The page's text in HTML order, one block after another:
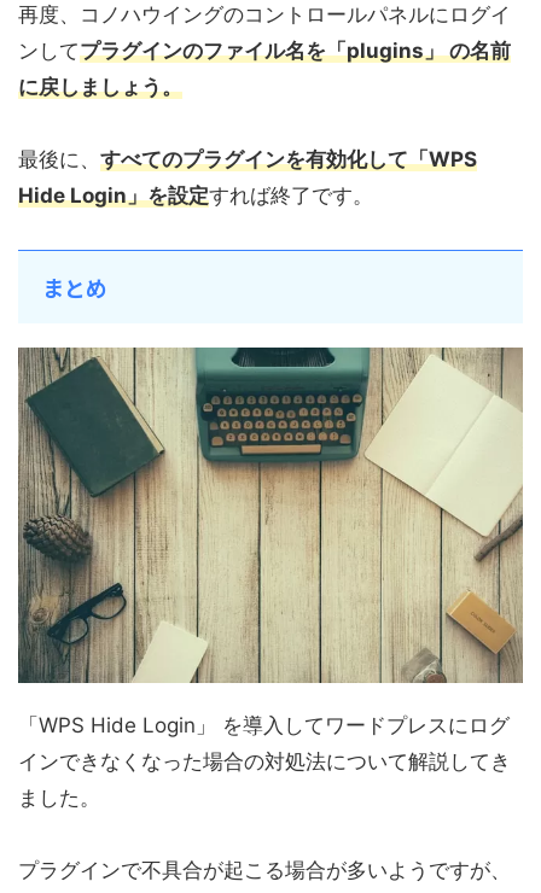
再度、コノハウイングのコントロールパネルにログイ
ンしてプラグインのファイル名を「plugins」 の名前
に戻しましょう。
最後に、 すべてのプラグインを有効化して「WPS
Hide Login」を設定すれば終了です。
まとめ
「WPS Hide Login」 を導入してワードプレスにログ
インできなくなった場合の対処法について解説してき
ました。
プラグインで不具合が起こる場合が多いようですが、